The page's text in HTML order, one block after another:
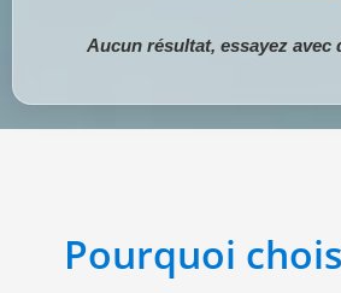
Aucun résultat, essayez avec
Pourquoi